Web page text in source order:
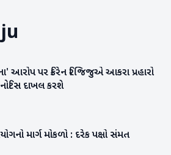
આરોપ પર કિરેન રિજિજુએ આકરા પ્રહારો
દાખલ કરશે
માર્ગ મોકળો : દરેક પક્ષો સંમત